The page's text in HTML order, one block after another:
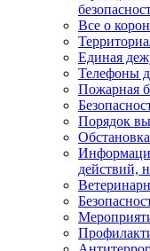
Все о
Единая
Телефоны
Пожарная
Порядок
действий,